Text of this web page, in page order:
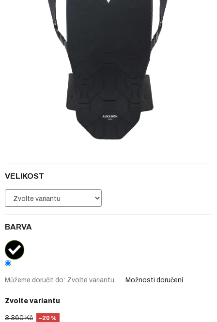
3 360 Kč –20 %
Zvolte variantu
VELIKOST
BARVA
Můžeme doručit do: Zvolte variantu Možnosti doručení